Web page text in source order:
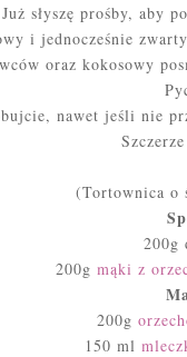
Już słyszę prośby, aby
i jednocześnie
oraz kokosowy
nawet jeśli nie
(Tortownica o
200g
200g mąki z
200g
150 ml